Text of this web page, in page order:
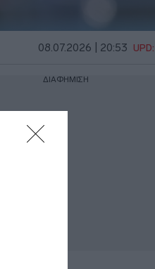
08.07.2026 | 20:53
ΔΙΑΦΗΜΙΣΗ